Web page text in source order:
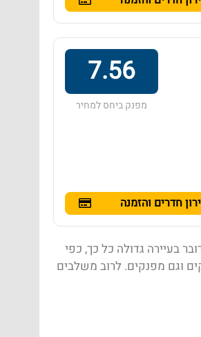
7.56
מפנק ביחס למחיר
חדרים והזמנה
בעיירה גדולה כל כך, כפי
וגם מפנקים. לרוב משלבים